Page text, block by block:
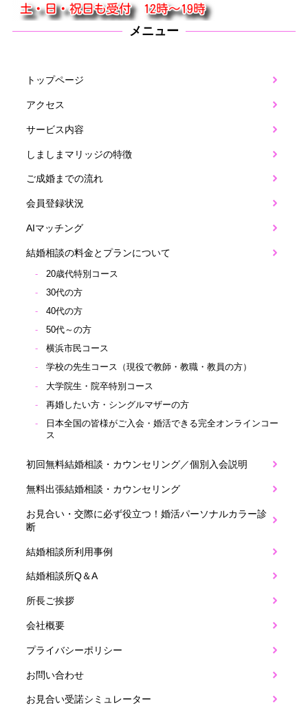
メニュー
トップページ
アクセス
サービス内容
しましまマリッジの特徴
ご成婚までの流れ
会員登録状況
AIマッチング
結婚相談の料金とプランについて
20歳代特別コース
30代の方
40代の方
50代～の方
横浜市民コース
学校の先生コース（現役で教師・教職・教員の方）
大学院生・院卒特別コース
再婚したい方・シングルマザーの方
日本全国の皆様がご入会・婚活できる完全オンラインコー
ス
初回無料結婚相談・カウンセリング／個別入会説明
無料出張結婚相談・カウンセリング
お見合い・交際に必ず役立つ！婚活パーソナルカラー診
断
結婚相談所利用事例
結婚相談所Q＆A
所長ご挨拶
会社概要
プライバシーポリシー
お問い合わせ
お見合い受諾シミュレーター